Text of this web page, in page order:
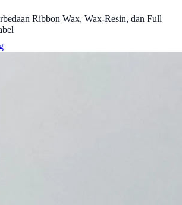
Ribbon Wax, Wax-Resin, dan Full